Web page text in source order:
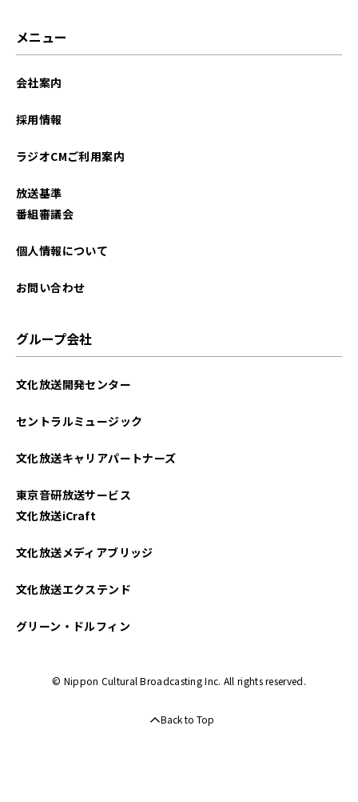
2022年05月
2022年02月
2021年09月
2021年08月
2021年07月
メニュー
会社案内
採用情報
ラジオCMご利用案内
放送基準
番組審議会
個人情報について
お問い合わせ
グループ会社
文化放送開発センター
セントラルミュージック
文化放送キャリアパートナーズ
東京音研放送サービス
文化放送iCraft
文化放送メディアブリッジ
文化放送エクステンド
グリーン・ドルフィン
© Nippon Cultural Broadcasting Inc. All rights reserved.
Back to Top